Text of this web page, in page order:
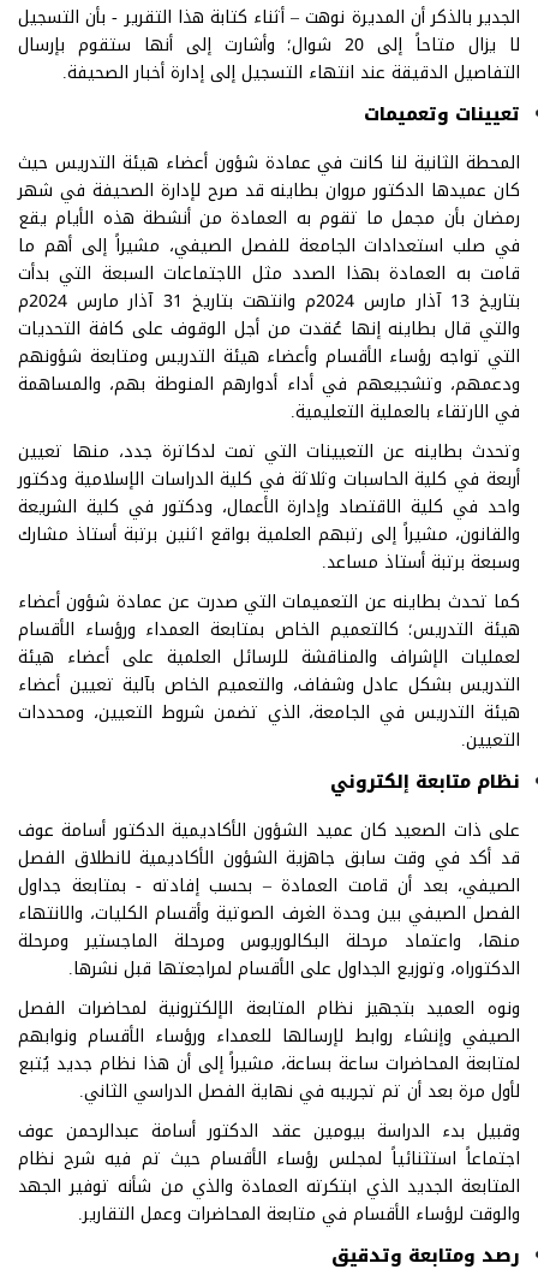
الجدير بالذكر أن المديرة نوهت – أثناء كتابة هذا التقرير - بأن التسجيل
لا يزال متاحاً إلى 20 شوال؛ وأشارت إلى أنها ستقوم بإرسال
التفاصيل الدقيقة عند انتهاء التسجيل إلى إدارة أخبار الصحيفة.
تعيينات وتعميمات
المحطة الثانية لنا كانت في عمادة شؤون أعضاء هيئة التدريس حيث
كان عميدها الدكتور مروان بطاينه قد صرح لإدارة الصحيفة في شهر
رمضان بأن مجمل ما تقوم به العمادة من أنشطة هذه الأيام يقع
في صلب استعدادات الجامعة للفصل الصيفي، مشيراً إلى أهم ما
قامت به العمادة بهذا الصدد مثل الاجتماعات السبعة التي بدأت
بتاريخ 13 آذار مارس 2024م وانتهت بتاريخ 31 آذار مارس 2024م
والتي قال بطاينه إنها عُقدت من أجل الوقوف على كافة التحديات
التي تواجه رؤساء الأقسام وأعضاء هيئة التدريس ومتابعة شؤونهم
ودعمهم، وتشجيعهم في أداء أدوارهم المنوطة بهم، والمساهمة
في الارتقاء بالعملية التعليمية.
وتحدث بطاينه عن التعيينات التي تمت لدكاترة جدد، منها تعيين
أربعة في كلية الحاسبات وثلاثة في كلية الدراسات الإسلامية ودكتور
واحد في كلية الاقتصاد وإدارة الأعمال، ودكتور في كلية الشريعة
والقانون، مشيراً إلى رتبهم العلمية بواقع اثنين برتبة أستاذ مشارك
وسبعة برتبة أستاذ مساعد.
كما تحدث بطاينه عن التعميمات التي صدرت عن عمادة شؤون أعضاء
هيئة التدريس؛ كالتعميم الخاص بمتابعة العمداء ورؤساء الأقسام
لعمليات الإشراف والمناقشة للرسائل العلمية على أعضاء هيئة
التدريس بشكل عادل وشفاف، والتعميم الخاص بآلية تعيين أعضاء
هيئة التدريس في الجامعة، الذي تضمن شروط التعيين، ومحددات
التعيين.
نظام متابعة إلكتروني
على ذات الصعيد كان عميد الشؤون الأكاديمية الدكتور أسامة عوف
قد أكد في وقت سابق جاهزية الشؤون الأكاديمية لانطلاق الفصل
الصيفي، بعد أن قامت العمادة – بحسب إفادته - بمتابعة جداول
الفصل الصيفي بين وحدة الغرف الصوتية وأقسام الكليات، والانتهاء
منها، واعتماد مرحلة البكالوريوس ومرحلة الماجستير ومرحلة
الدكتوراه، وتوزيع الجداول على الأقسام لمراجعتها قبل نشرها.
ونوه العميد بتجهيز نظام المتابعة الإلكترونية لمحاضرات الفصل
الصيفي وإنشاء روابط لإرسالها للعمداء ورؤساء الأقسام ونوابهم
لمتابعة المحاضرات ساعة بساعة، مشيراً إلى أن هذا نظام جديد يُتبع
لأول مرة بعد أن تم تجريبه في نهاية الفصل الدراسي الثاني.
وقبيل بدء الدراسة بيومين عقد الدكتور أسامة عبدالرحمن عوف
اجتماعاً استثنائياً لمجلس رؤساء الأقسام حيث تم فيه شرح نظام
المتابعة الجديد الذي ابتكرته العمادة والذي من شأنه توفير الجهد
والوقت لرؤساء الأقسام في متابعة المحاضرات وعمل التقارير.
رصد ومتابعة وتدقيق